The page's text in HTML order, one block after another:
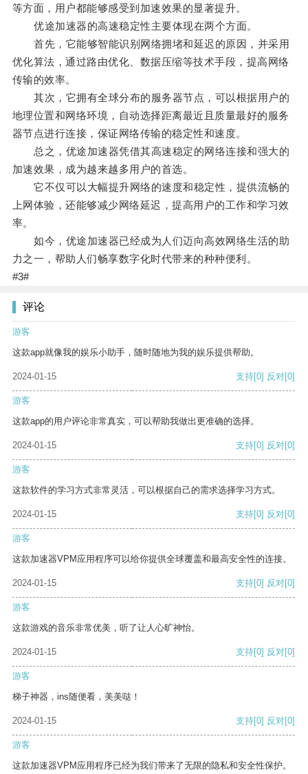
等方面，用户都能够感受到加速效果的显著提升。
优途加速器的高速稳定性主要体现在两个方面。
首先，它能够智能识别网络拥堵和延迟的原因，并采用
优化算法，通过路由优化、数据压缩等技术手段，提高网络
传输的效率。
其次，它拥有全球分布的服务器节点，可以根据用户的
地理位置和网络环境，自动选择距离最近且质量最好的服务
器节点进行连接，保证网络传输的稳定性和速度。
总之，优途加速器凭借其高速稳定的网络连接和强大的
加速效果，成为越来越多用户的首选。
它不仅可以大幅提升网络的速度和稳定性，提供流畅的
上网体验，还能够减少网络延迟，提高用户的工作和学习效
率。
如今，优途加速器已经成为人们迈向高效网络生活的助
力之一，帮助人们畅享数字化时代带来的种种便利。
#3#
评论
游客
这款app就像我的娱乐小助手，随时随地为我的娱乐提供帮助。
2024-01-15 支持[0] 反对[0]
游客
这款app的用户评论非常真实，可以帮助我做出更准确的选择。
2024-01-15 支持[0] 反对[0]
游客
这款软件的学习方式非常灵活，可以根据自己的需求选择学习方式。
2024-01-15 支持[0] 反对[0]
游客
这款加速器VPM应用程序可以给你提供全球覆盖和最高安全性的连接。
2024-01-15 支持[0] 反对[0]
游客
这款游戏的音乐非常优美，听了让人心旷神怡。
2024-01-15 支持[0] 反对[0]
游客
梯子神器，ins随便看，美美哒！
2024-01-15 支持[0] 反对[0]
游客
这款加速器VPM应用程序已经为我们带来了无限的隐私和安全性保护。